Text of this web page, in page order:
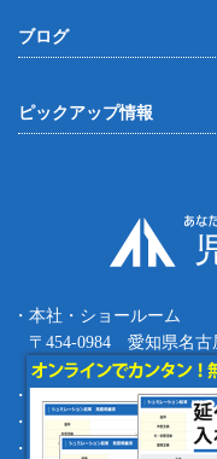
ブログ
ピックアップ情報
・本社・ショールーム
〒454-0984 愛知県名古
Tel.052-387-8427
・四日市支店 〒512-
・緑支店 〒458-0801 愛
・工事部 〒455-0873 愛